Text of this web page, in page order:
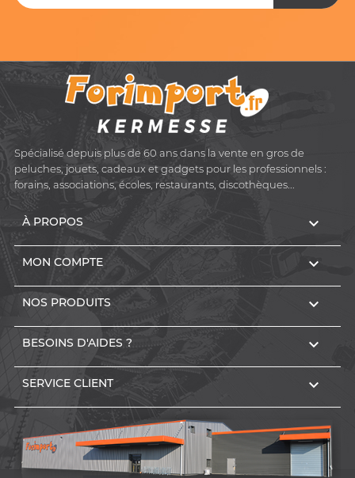
Spécialisé depuis plus de 60 ans dans la vente en gros de
peluches, jouets, cadeaux et gadgets pour les professionnels :
forains, associations, écoles, restaurants, discothèques...
À PROPOS 
MON COMPTE 
NOS PRODUITS 
BESOINS D'AIDES ? 
SERVICE CLIENT 